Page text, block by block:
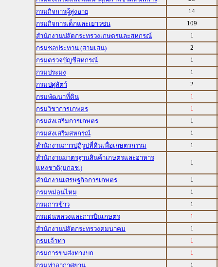
กรมกิจการผู้สูงอายุ
14
กรมกิจการเด็กและเยาวชน
109
สำนักงานปลัดกระทรวงเกษตรและสหกรณ์
1
กรมชลประทาน (สามเสน)
2
กรมตรวจบัญชีสหกรณ์
1
กรมประมง
1
กรมปศุสัตว์
2
กรมพัฒนาที่ดิน
1
กรมวิชาการเกษตร
1
กรมส่งเสริมการเกษตร
1
กรมส่งเสริมสหกรณ์
1
สำนักงานการปฏิรูปที่ดินเพื่อเกษตรกรรม
1
สำนักงานมาตรฐานสินค้าเกษตรและอาหาร
แห่งชาติ(มกอช.)
1
สำนักงานเศรษฐกิจการเกษตร
1
กรมหม่อนไหม
1
กรมการข้าว
1
กรมฝนหลวงและการบินเกษตร
1
สำนักงานปลัดกระทรวงคมนาคม
1
กรมเจ้าท่า
1
กรมการขนส่งทางบก
1
กรมท่าอากาศยาน
1